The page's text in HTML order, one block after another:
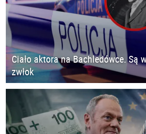
Ciało aktora na Bachledówce. Są
zwłok